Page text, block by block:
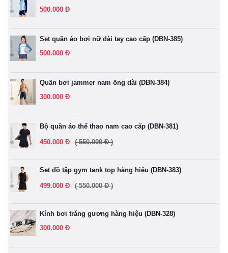
500.000 Đ
Set quần áo bơi nữ dài tay cao cấp (DBN-385)
500.000 Đ
Quần bơi jammer nam ống dài (DBN-384)
300.000 Đ
Bộ quần áo thể thao nam cao cấp (DBN-381)
450.000 Đ ( 550.000 Đ )
Set đồ tập gym tank top hàng hiệu (DBN-383)
499.000 Đ ( 550.000 Đ )
Kính bơi tráng gương hàng hiệu (DBN-328)
300.000 Đ